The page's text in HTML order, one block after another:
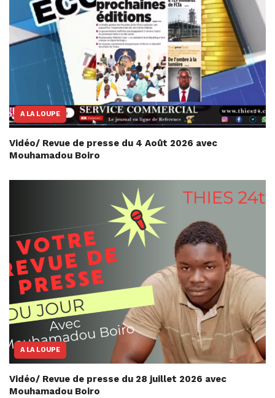
A LA LOUPE
Vidéo/ Revue de presse du 4 Août 2026 avec
Mouhamadou Boiro
A LA LOUPE
Vidéo/ Revue de presse du 28 juillet 2026 avec
Mouhamadou Boiro